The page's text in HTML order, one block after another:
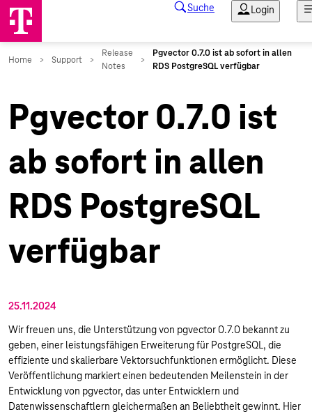
Pgvector 0.7.0 ist
ab sofort in allen
RDS PostgreSQL
verfügbar
25.11.2024
Wir freuen uns, die Unterstützung von pgvector 0.7.0 bekannt zu
geben, einer leistungsfähigen Erweiterung für PostgreSQL, die
effiziente und skalierbare Vektorsuchfunktionen ermöglicht. Diese
Veröffentlichung markiert einen bedeutenden Meilenstein in der
Entwicklung von pgvector, das unter Entwicklern und
Datenwissenschaftlern gleichermaßen an Beliebtheit gewinnt. Hier